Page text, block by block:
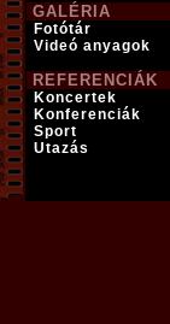
GALÉRIA
Fotótár
Videó anyagok
REFERENCIÁK
Koncertek
Konferenciák
Sport
Utazás